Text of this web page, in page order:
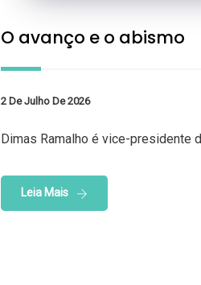
O avanço e o abismo
2 De Julho De 2026
Dimas Ramalho é vice-presidente
Leia Mais